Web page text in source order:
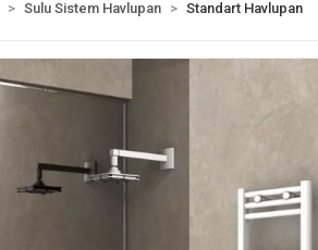
Sulu Sistem Havlupan Standart Havlupan